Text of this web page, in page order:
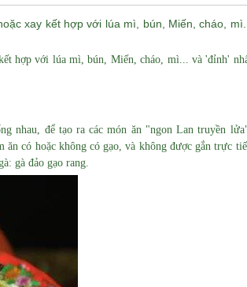
xay kết hợp với lúa mì, bún, Miến, cháo,
hợp với lúa mì, bún, Miến, cháo, mì... và 'đỉnh'
nhau, để tạo ra các món ăn "ngon Lan truyền
có hoặc không có gạo, và không được gắn trực
gà đảo gạo rang.